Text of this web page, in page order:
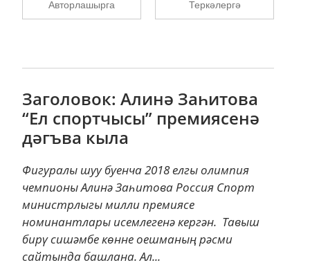
Авторлашырга Теркәлергә
Заголовок: Алинә Заһитова
“Ел спортчысы” премиясенә
дәгъва кыла
Фигуралы шуу буенча 2018 елгы олимпия
чемпионы Алинә Заһитова Россия Спорт
министрлыгы милли премиясе
номинантлары исемлегенә кергән. Тавыш
бирү сишәмбе көнне оешманың рәсми
сайтында башлана. Ал...